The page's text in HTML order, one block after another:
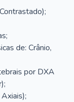
de: Crânio,
por DXA